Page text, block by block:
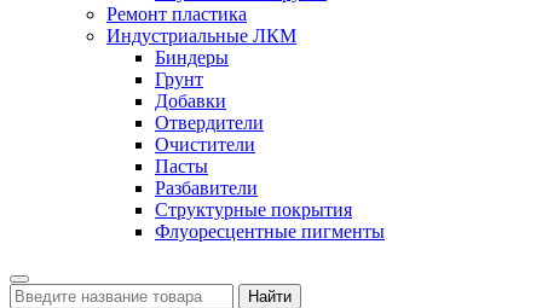
Ремонт пластика
Индустриальные ЛКМ
Биндеры
Грунт
Добавки
Отвердители
Очистители
Пасты
Разбавители
Структурные покрытия
Флуоресцентные пигменты
Найти